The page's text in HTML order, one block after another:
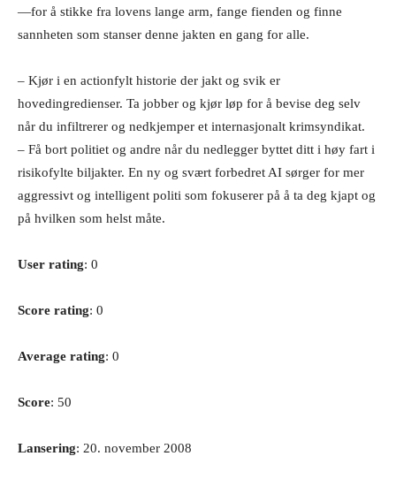
—for å stikke fra lovens lange arm, fange fienden og finne
sannheten som stanser denne jakten en gang for alle.
– Kjør i en actionfylt historie der jakt og svik er
hovedingredienser. Ta jobber og kjør løp for å bevise deg selv
når du infiltrerer og nedkjemper et internasjonalt krimsyndikat.
– Få bort politiet og andre når du nedlegger byttet ditt i høy fart i
risikofylte biljakter. En ny og svært forbedret AI sørger for mer
aggressivt og intelligent politi som fokuserer på å ta deg kjapt og
på hvilken som helst måte.
User rating: 0
Score rating: 0
Average rating: 0
Score: 50
Lansering: 20. november 2008